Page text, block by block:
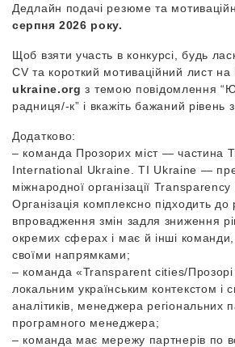
Дедлайн подачі резюме та
серпня 2026 року.
Щоб взяти участь в конкурсі, будь
CV та короткий мотиваційний лист на
ukraine.org з темою повідомлення
радниця/-к” і вкажіть бажаний рівень
Додатково:
– команда Прозорих міст — частина
International Ukraine. TI Ukraine —
міжнародної організації
Організація комплексно підходить до
впровадження змін задля зниження
окремих сферах і має й інші
своїми напрямками;
– команда «Transparent cities/Прозорі
локальним українським контекстом і
аналітиків, менеджера регіональних
програмного менеджера;
– команда має мережу партнерів по